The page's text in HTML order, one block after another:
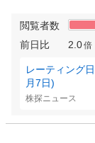
閲覧者数
前日比
2.0倍
レーティング
月7日)
株探ニュース